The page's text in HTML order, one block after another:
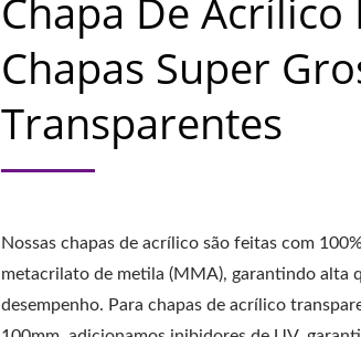
Chapa De Acrílico
Chapas Super
Transparentes
Nossas chapas de acrílico são feitas com
metacrilato de metila (MMA), garantindo alta
desempenho. Para chapas de acrílico